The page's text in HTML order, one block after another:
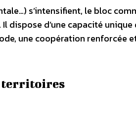
s’intensifient, le bloc
dispose d’une capacité unique
une coopération renforcée
territoires